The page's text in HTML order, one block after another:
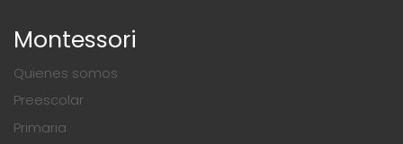
Montessori
Quienes somos
Preescolar
Primaria